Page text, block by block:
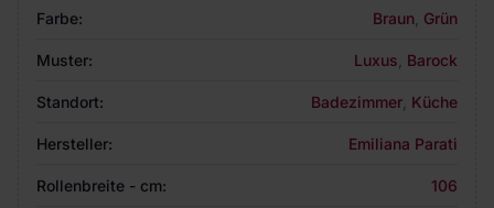
Farbe: Braun Grün
Muster: Luxus Barock
Standort: Badezimmer Küche
Hersteller: Emiliana Parati
Rollenbreite - cm: 106